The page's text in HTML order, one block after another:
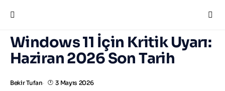
Windows 11 İçin Kritik Uyarı:
Haziran 2026 Son Tarih
Bekir Tufan 3 Mayıs 2026